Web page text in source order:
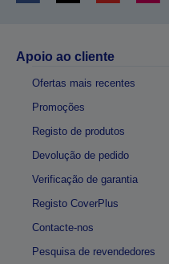
Apoio ao cliente
Ofertas mais recentes
Promoções
Registo de produtos
Devolução de pedido
Verificação de garantia
Registo CoverPlus
Contacte-nos
Pesquisa de revendedores